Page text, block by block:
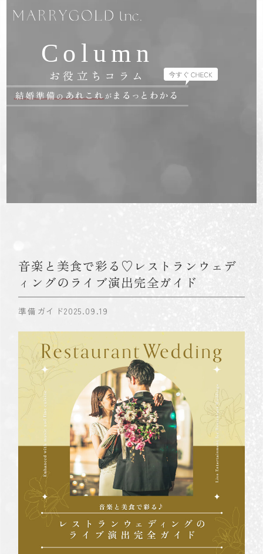
Column
お役立ちコラム
音楽と美食で彩る♡レストランウェデ
ィングのライブ演出完全ガイド
準備ガイド2025.09.19